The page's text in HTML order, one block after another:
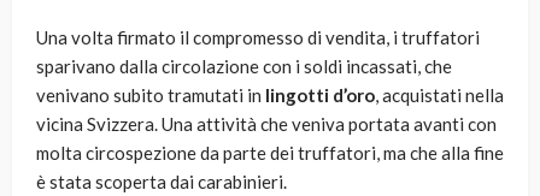
Una volta firmato il compromesso di vendita, i truffatori
sparivano dalla circolazione con i soldi incassati, che
venivano subito tramutati in lingotti d’oro, acquistati nella
vicina Svizzera. Una attività che veniva portata avanti con
molta circospezione da parte dei truffatori, ma che alla fine
è stata scoperta dai carabinieri.